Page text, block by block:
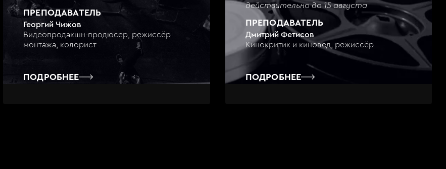
ПРЕПОДАВАТЕЛЬ
Георгий Чижов
Видеопродакшн-продюсер, режиссёр
монтажа, колорист
ПОДРОБНЕЕ
действительно до 15 августа
ПРЕПОДАВАТЕЛЬ
Дмитрий Фетисов
Кинокритик и киновед, режиссёр
ПОДРОБНЕЕ